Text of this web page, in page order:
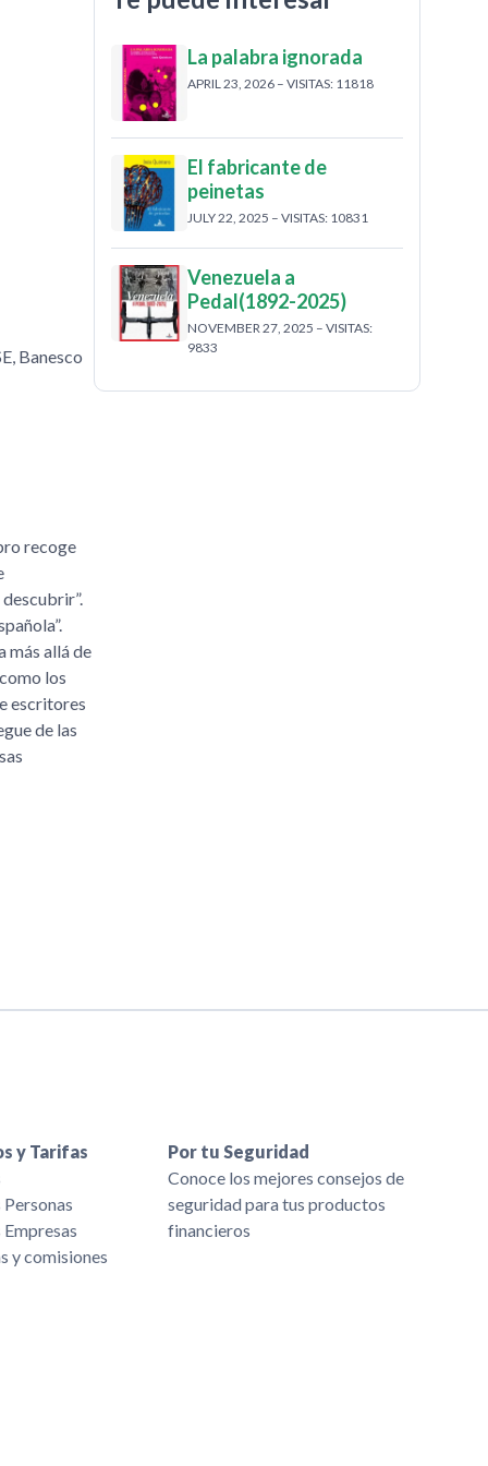
Banesco
recoge
descubrir .
.
más allá de
los
escritores
de las
La palabra ignorada
APRIL 23, 2026 – VISITAS: 11818
El fabricante de
peinetas
JULY 22, 2025 – VISITAS: 10831
Venezuela a
Pedal(1892-2025)
NOVEMBER 27, 2025 – VISITAS:
9833
y Tarifas
Personas
Empresas
y comisiones
Por tu Seguridad
Conoce los mejores consejos de
seguridad para tus productos
financieros